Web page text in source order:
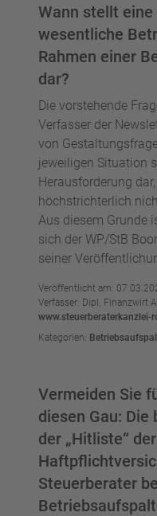
Wann stellt
wesentliche
Rahmen einer
dar?
Die vorstehende
Verfasser der
von
jeweiligen Situation
Herausforderung
höchstrichterlich
Aus diesem Grunde
sich der WP/StB
seiner
Veröffentlicht am:
Verfasser: Dipl. Finanzwirt
www.steuerberaterkanzlei-
Kategorien:
Vermeiden Sie
diesen Gau: Die
der „Hitliste“ der
Steuerberater